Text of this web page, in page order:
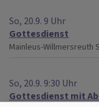
So, 20.9. 9 Uhr
Gottesdienst
Mainleus-Willmersreuth
So, 20.9. 9:30 Uhr
Gottesdienst mit